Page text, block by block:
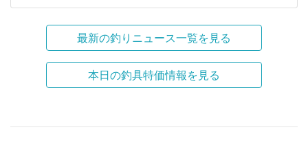
最新の釣りニュース一覧を見る
本日の釣具特価情報を見る